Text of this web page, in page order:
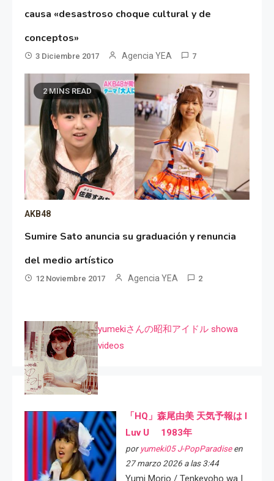
causa «desastroso choque cultural y de
conceptos»
3 Diciembre 2017 Agencia YEA 7
2 MINS READ
AKB48
Sumire Sato anuncia su graduación y renuncia
del medio artístico
12 Noviembre 2017 Agencia YEA 2
yumekiさんの昭和アイドル showa
videos
「HQ」森尾由美 天気予報は I
Luv U 1983年
por yumeki05 J-PopParadiseen
27 marzo 2026 a las 3:44
Yumi Morio / Tenkeyoho wa I